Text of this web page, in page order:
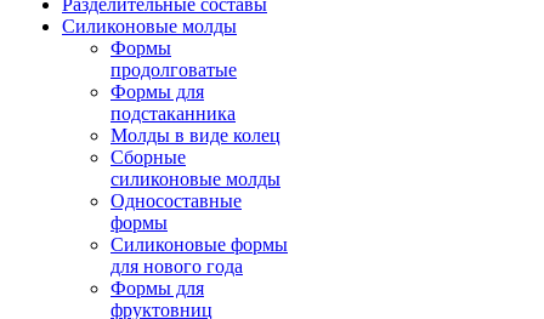
Разделительные составы
Силиконовые молды
Формы
продолговатые
Формы для
подстаканника
Молды в виде колец
Сборные
силиконовые молды
Односоставные
формы
Силиконовые формы
для нового года
Формы для
фруктовниц